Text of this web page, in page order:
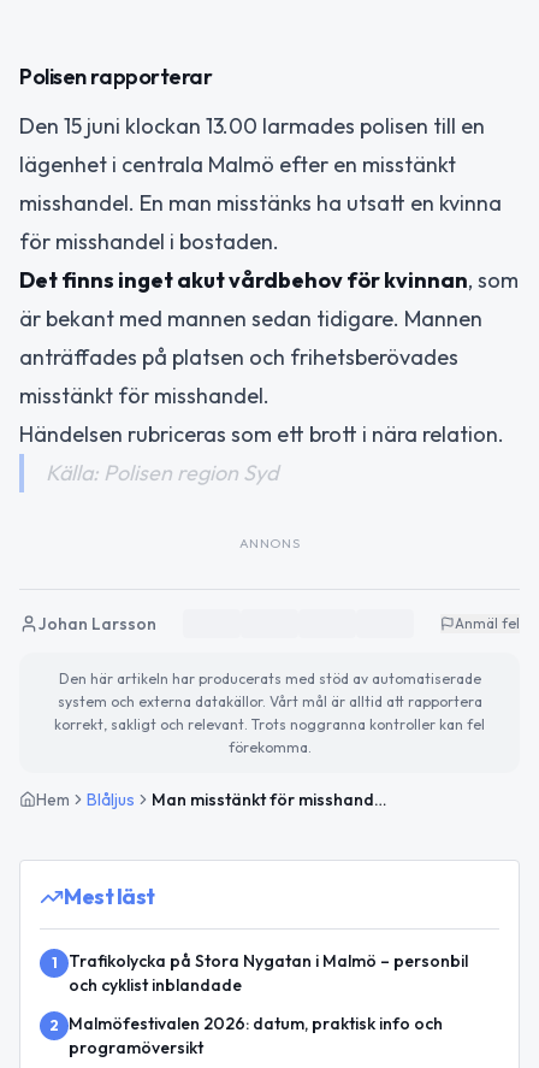
Polisen rapporterar
Den 15 juni klockan 13.00 larmades polisen till en
lägenhet i centrala Malmö efter en misstänkt
misshandel. En man misstänks ha utsatt en kvinna
för misshandel i bostaden.
Det finns inget akut vårdbehov för kvinnan, som
är bekant med mannen sedan tidigare. Mannen
anträffades på platsen och frihetsberövades
misstänkt för misshandel.
Händelsen rubriceras som ett brott i nära relation.
Källa: Polisen region Syd
ANNONS
Johan Larsson Anmäl fel
Den här artikeln har producerats med stöd av automatiserade
system och externa datakällor. Vårt mål är alltid att rapportera
korrekt, sakligt och relevant. Trots noggranna kontroller kan fel
förekomma.
Hem Blåljus Man misstänkt för misshandel i Malmö – frihetsberövad
Mest läst
1
Trafikolycka på Stora Nygatan i Malmö – personbil
och cyklist inblandade
2
Malmöfestivalen 2026: datum, praktisk info och
programöversikt